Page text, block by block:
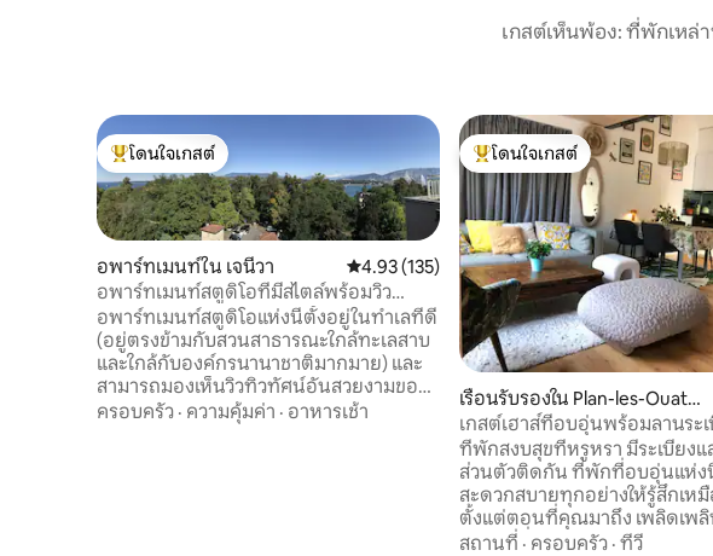
เกสต์เห็นพ้อง: ที่พักเหล่
โดนใจเกสต์ที่สุด
โดนใจเกสต์
อพาร์ทเมนท์ใน เจนีวา คะแนนเฉลี่ย 4.93 จาก 5, 135 รีวิว
4.93 (135)
อพาร์ทเมนท์สตูดิโอที่มีสไตล์พร้อมวิว
ทะเลสาบ (WTO, UN)
อพาร์ทเมนท์สตูดิโอแห่งนี้ตั้งอยู่ในทำเลที่ดี
(อยู่ตรงข้ามกับสวนสาธารณะใกล้ทะเลสาบ
และใกล้กับองค์กรนานาชาติมากมาย) และ
สามารถมองเห็นวิวทิวทัศน์อันสวยงามของ
สวนสาธารณะทะเลสาบและเทือกเขาแอลป์
อพาร์ทเมนท์มีเฟอร์นิเจอร์และอุปกรณ์ครบ
ครอบครัว · ความคุ้มค่า · อาหารเช้า
โดนใจเกสต์ที่สุด
โดนใจเกสต์
เรือนรับรองใน Plan-les-Ouate
s
เกสต์เฮาส์ที่อบอุ่นพร้อมลานระ
เสน่ห์ ในเจนีวา
ที่พักสงบสุขที่หรูหรา มีระเบียง
ส่วนตัวติดกัน ที่พักที่อบอุ่นแห่ง
สะดวกสบายทุกอย่างให้รู้สึกเห
ตั้งแต่ตอนที่คุณมาถึง เพลิดเพ
ระเบียงที่น่ารักสำหรับการพักผ่อ
สถานที่ · ครอบครัว · ทีวี